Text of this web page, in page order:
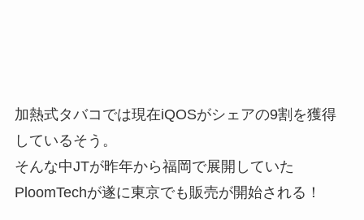
加熱式タバコでは現在iQOSがシェアの9割を獲得
しているそう。
そんな中JTが昨年から福岡で展開していた
PloomTechが遂に東京でも販売が開始される！